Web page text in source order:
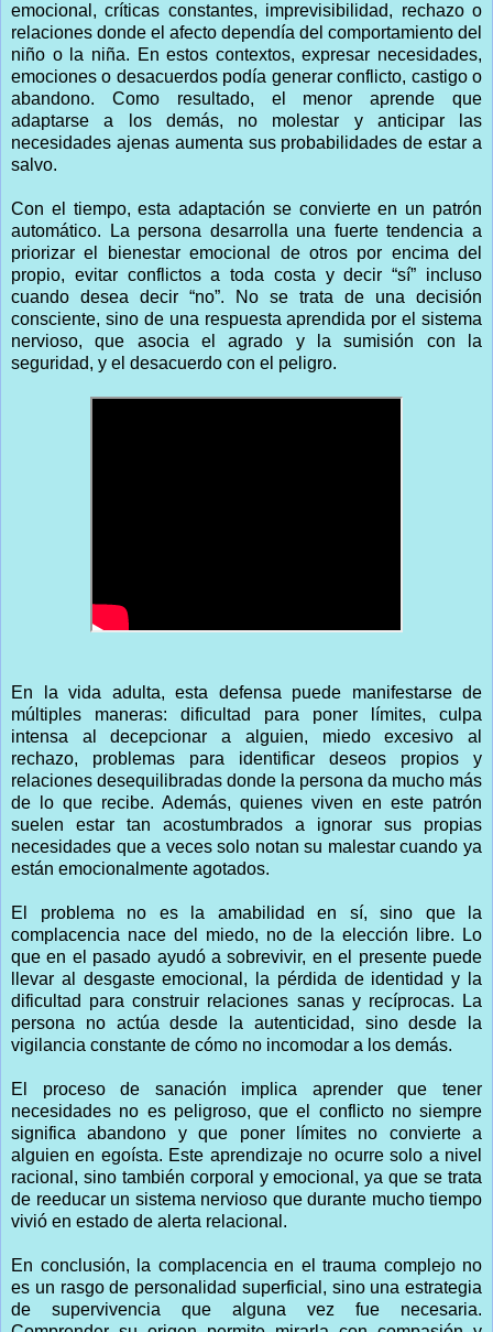
emocional, críticas constantes, imprevisibilidad, rechazo o
relaciones donde el afecto dependía del comportamiento del
niño o la niña. En estos contextos, expresar necesidades,
emociones o desacuerdos podía generar conflicto, castigo o
abandono. Como resultado, el menor aprende que
adaptarse a los demás, no molestar y anticipar las
necesidades ajenas aumenta sus probabilidades de estar a
salvo.
Con el tiempo, esta adaptación se convierte en un patrón
automático. La persona desarrolla una fuerte tendencia a
priorizar el bienestar emocional de otros por encima del
propio, evitar conflictos a toda costa y decir “sí” incluso
cuando desea decir “no”. No se trata de una decisión
consciente, sino de una respuesta aprendida por el sistema
nervioso, que asocia el agrado y la sumisión con la
seguridad, y el desacuerdo con el peligro.
En la vida adulta, esta defensa puede manifestarse de
múltiples maneras: dificultad para poner límites, culpa
intensa al decepcionar a alguien, miedo excesivo al
rechazo, problemas para identificar deseos propios y
relaciones desequilibradas donde la persona da mucho más
de lo que recibe. Además, quienes viven en este patrón
suelen estar tan acostumbrados a ignorar sus propias
necesidades que a veces solo notan su malestar cuando ya
están emocionalmente agotados.
El problema no es la amabilidad en sí, sino que la
complacencia nace del miedo, no de la elección libre. Lo
que en el pasado ayudó a sobrevivir, en el presente puede
llevar al desgaste emocional, la pérdida de identidad y la
dificultad para construir relaciones sanas y recíprocas. La
persona no actúa desde la autenticidad, sino desde la
vigilancia constante de cómo no incomodar a los demás.
El proceso de sanación implica aprender que tener
necesidades no es peligroso, que el conflicto no siempre
significa abandono y que poner límites no convierte a
alguien en egoísta. Este aprendizaje no ocurre solo a nivel
racional, sino también corporal y emocional, ya que se trata
de reeducar un sistema nervioso que durante mucho tiempo
vivió en estado de alerta relacional.
En conclusión, la complacencia en el trauma complejo no
es un rasgo de personalidad superficial, sino una estrategia
de supervivencia que alguna vez fue necesaria.